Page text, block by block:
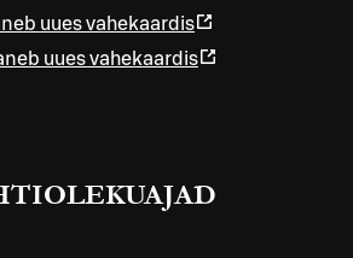
uues vahekaardis
uues vahekaardis